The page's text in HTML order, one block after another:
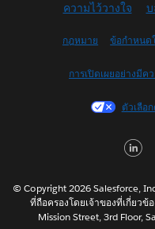
ความไว้วางใจ
กฎหมาย ข้อกำหนด
การเปิดเผยอย่างมี
ตัวเลือ
© Copyright 2026 Salesforce,
ที่ถือครองโดยเจ้าของที่เกี่ยวข้
Mission Street, 3rd Floor,